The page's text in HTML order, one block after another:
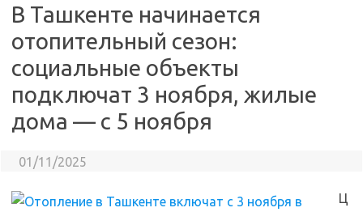
В Ташкенте начинается
отопительный сезон:
социальные объекты
подключат 3 ноября, жилые
дома — с 5 ноября
01/11/2025
Ц